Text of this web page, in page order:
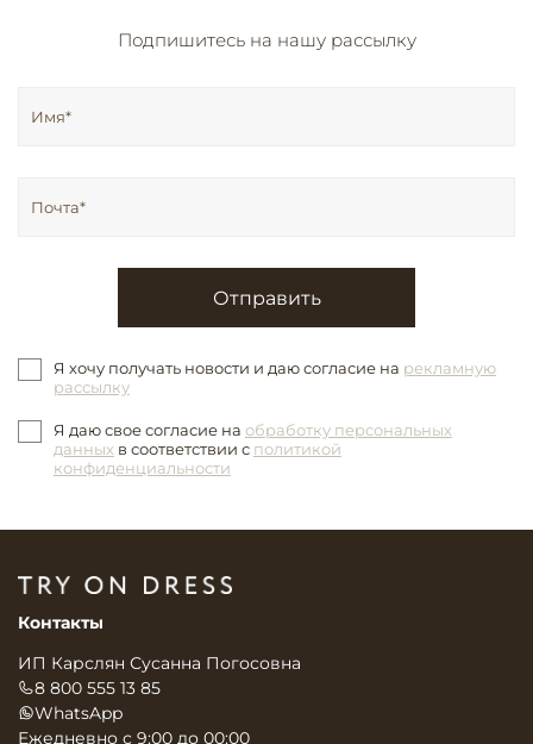
Подпишитесь на нашу рассылку
Отправить
Я хочу получать новости и даю согласие на рекламную
рассылку
Я даю свое согласие на обработку персональных
данных в соответствии с политикой
конфиденциальности
Контакты
ИП Карслян Сусанна Погосовна
8 800 555 13 85
WhatsApp
Ежедневно с 9:00 до 00:00